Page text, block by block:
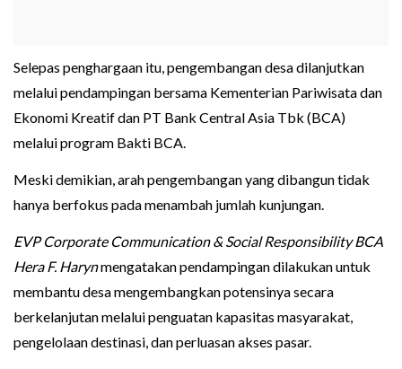
Selepas penghargaan itu, pengembangan desa dilanjutkan
melalui pendampingan bersama Kementerian Pariwisata dan
Ekonomi Kreatif dan PT Bank Central Asia Tbk (BCA)
melalui program Bakti BCA.
Meski demikian, arah pengembangan yang dibangun tidak
hanya berfokus pada menambah jumlah kunjungan.
EVP Corporate Communication & Social Responsibility BCA
Hera F. Harynmengatakan pendampingan dilakukan untuk
membantu desa mengembangkan potensinya secara
berkelanjutan melalui penguatan kapasitas masyarakat,
pengelolaan destinasi, dan perluasan akses pasar.